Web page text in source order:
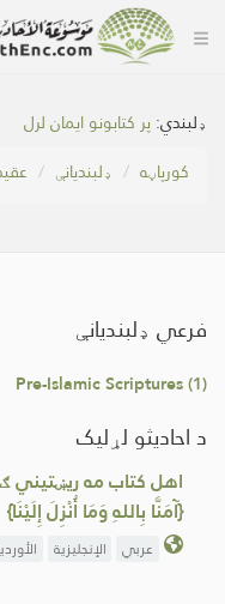
ډلبندي: پر کتابونو ايمان لرل
کور‌پاڼه
ډلبندیانې
فرعي ډلبندیانې
Pre-Islamic Scriptures (1)
د احادیثو لړلیک
اهل کتاب مه ریښتیني
{آمَنَّا بِاللهِ وَمَا أُنْزِلَ إِلَيْنَا}
عربي الإنجليزية